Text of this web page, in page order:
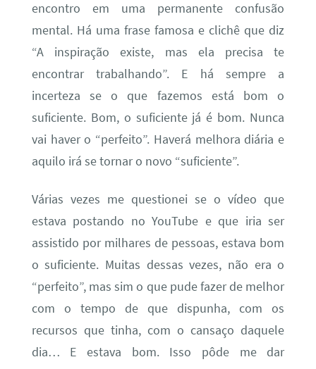
encontro em uma permanente confusão
mental. Há uma frase famosa e clichê que diz
“A inspiração existe, mas ela precisa te
encontrar trabalhando”. E há sempre a
incerteza se o que fazemos está bom o
suficiente. Bom, o suficiente já é bom. Nunca
vai haver o “perfeito”. Haverá melhora diária e
aquilo irá se tornar o novo “suficiente”.
Várias vezes me questionei se o vídeo que
estava postando no YouTube e que iria ser
assistido por milhares de pessoas, estava bom
o suficiente. Muitas dessas vezes, não era o
“perfeito”, mas sim o que pude fazer de melhor
com o tempo de que dispunha, com os
recursos que tinha, com o cansaço daquele
dia… E estava bom. Isso pôde me dar